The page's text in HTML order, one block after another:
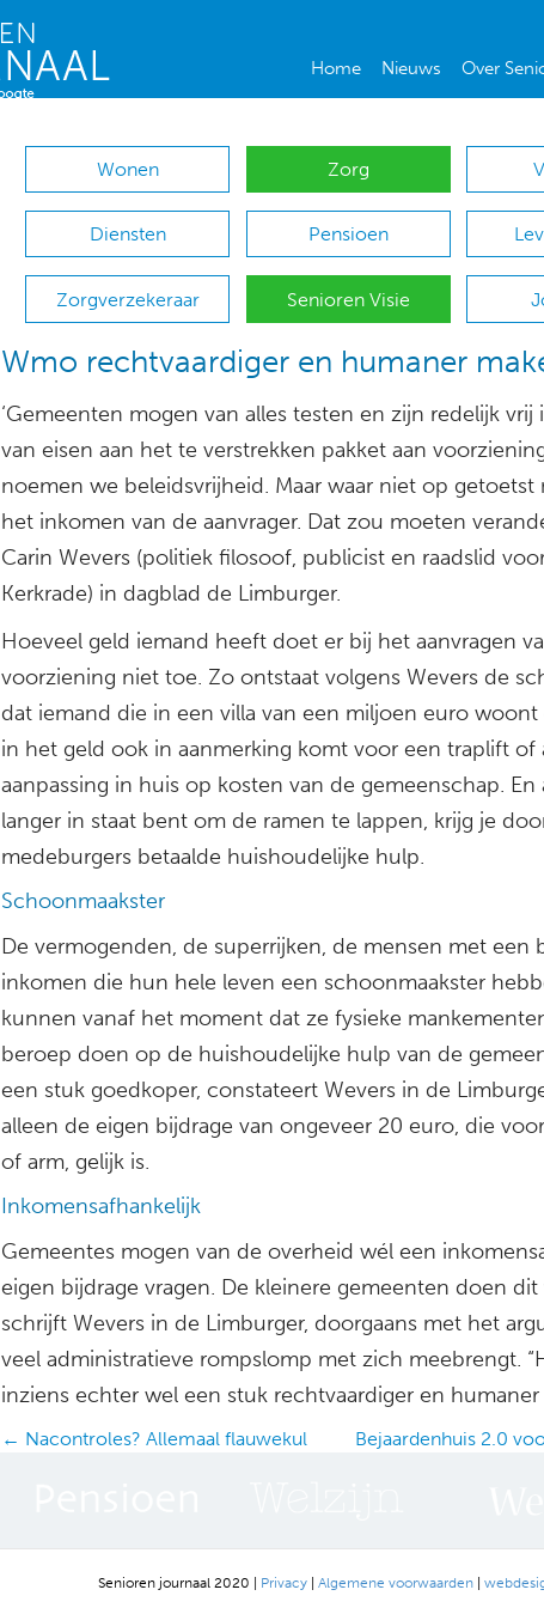
Home Nieuws Over
Wonen Zorg
Diensten Pensioen
Zorgverzekeraar Senioren Visie
Wmo rechtvaardiger en humaner
‘Gemeenten mogen van alles testen en zijn redelijk vrij
van eisen aan het te verstrekken pakket aan
noemen we beleidsvrijheid. Maar waar niet op getoetst
het inkomen van de aanvrager. Dat zou moeten
Carin Wevers (politiek filosoof, publicist en raadslid
Kerkrade) in dagblad de Limburger.
Hoeveel geld iemand heeft doet er bij het aanvragen
voorziening niet toe. Zo ontstaat volgens Wevers de
dat iemand die in een villa van een miljoen euro
in het geld ook in aanmerking komt voor een traplift of
aanpassing in huis op kosten van de gemeenschap. En
langer in staat bent om de ramen te lappen, krijg je
medeburgers betaalde huishoudelijke hulp.
Schoonmaakster
De vermogenden, de superrijken, de mensen met een
inkomen die hun hele leven een schoonmaakster
kunnen vanaf het moment dat ze fysieke
beroep doen op de huishoudelijke hulp van de
een stuk goedkoper, constateert Wevers in de
alleen de eigen bijdrage van ongeveer 20 euro, die
of arm, gelijk is.
Inkomensafhankelijk
Gemeentes mogen van de overheid wél een
eigen bijdrage vragen. De kleinere gemeenten doen
schrijft Wevers in de Limburger, doorgaans met het
veel administratieve rompslomp met zich meebrengt.
inziens echter wel een stuk rechtvaardiger en humaner
Posts
← Nacontroles? Allemaal flauwekul Bejaardenhuis 2.0
Senioren journaal 2020 | Privacy | Algemene voorwaarden |